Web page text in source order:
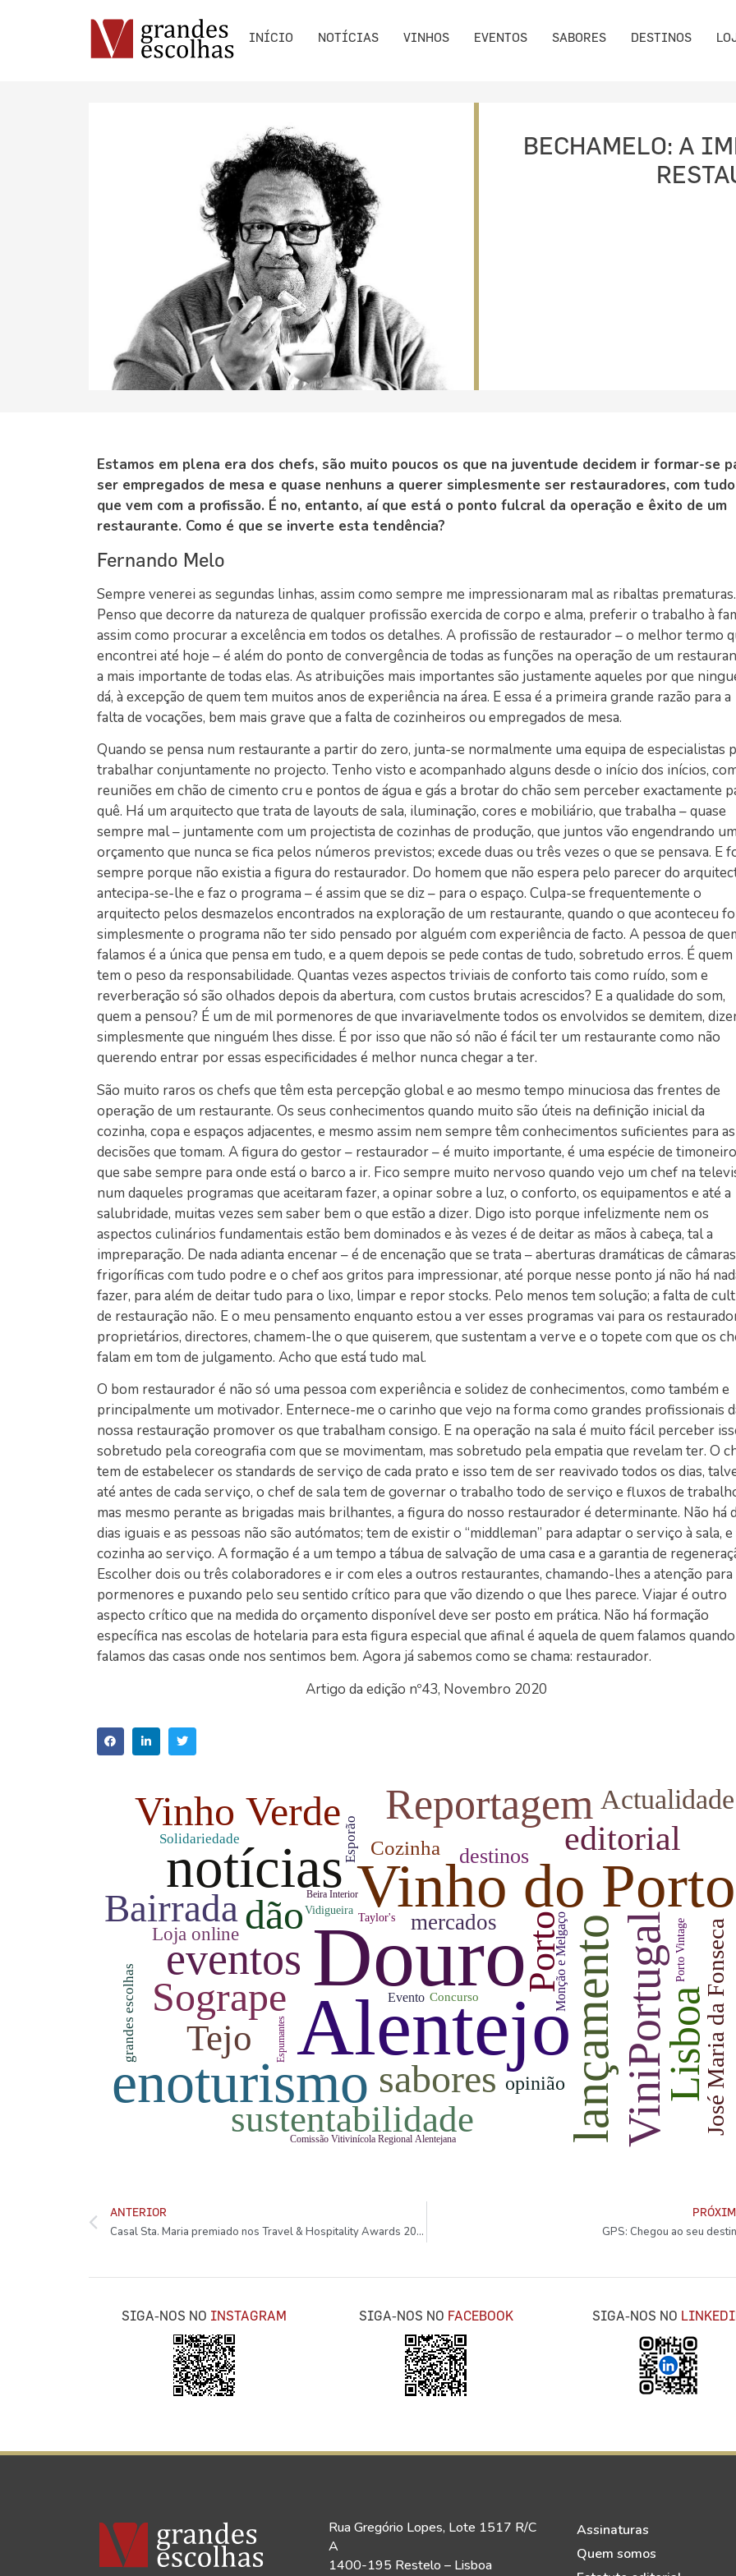
INÍCIO NOTÍCIAS VINHOS EVENTOS SABORES DESTINOS
BECHAMELO: A
Estamos em plena era dos chefs, são muito poucos os que na juventude decidem ir formar-se
ser empregados de mesa e quase nenhuns a querer simplesmente ser restauradores, com
que vem com a profissão. É no, entanto, aí que está o ponto fulcral da operação e êxito de um
restaurante. Como é que se inverte esta tendência?
Fernando Melo
Sempre venerei as segundas linhas, assim como sempre me impressionaram mal as ribaltas prematuras.
Penso que decorre da natureza de qualquer profissão exercida de corpo e alma, preferir o trabalho à
assim como procurar a excelência em todos os detalhes. A profissão de restaurador – o melhor termo
encontrei até hoje – é além do ponto de convergência de todas as funções na operação de um
a mais importante de todas elas. As atribuições mais importantes são justamente aqueles por que
dá, à excepção de quem tem muitos anos de experiência na área. E essa é a primeira grande razão para a
falta de vocações, bem mais grave que a falta de cozinheiros ou empregados de mesa.
Quando se pensa num restaurante a partir do zero, junta-se normalmente uma equipa de especialistas
trabalhar conjuntamente no projecto. Tenho visto e acompanhado alguns desde o início dos inícios,
reuniões em chão de cimento cru e pontos de água e gás a brotar do chão sem perceber exactamente
quê. Há um arquitecto que trata de layouts de sala, iluminação, cores e mobiliário, que trabalha – quase
sempre mal – juntamente com um projectista de cozinhas de produção, que juntos vão engendrando um
orçamento que nunca se fica pelos números previstos; excede duas ou três vezes o que se pensava. E
sempre porque não existia a figura do restaurador. Do homem que não espera pelo parecer do
antecipa-se-lhe e faz o programa – é assim que se diz – para o espaço. Culpa-se frequentemente o
arquitecto pelos desmazelos encontrados na exploração de um restaurante, quando o que aconteceu
simplesmente o programa não ter sido pensado por alguém com experiência de facto. A pessoa de
falamos é a única que pensa em tudo, e a quem depois se pede contas de tudo, sobretudo erros. É quem
tem o peso da responsabilidade. Quantas vezes aspectos triviais de conforto tais como ruído, som e
reverberação só são olhados depois da abertura, com custos brutais acrescidos? E a qualidade do som,
quem a pensou? É um de mil pormenores de que invariavelmente todos os envolvidos se demitem,
simplesmente que ninguém lhes disse. É por isso que não só não é fácil ter um restaurante como não
querendo entrar por essas especificidades é melhor nunca chegar a ter.
São muito raros os chefs que têm esta percepção global e ao mesmo tempo minuciosa das frentes de
operação de um restaurante. Os seus conhecimentos quando muito são úteis na definição inicial da
cozinha, copa e espaços adjacentes, e mesmo assim nem sempre têm conhecimentos suficientes para as
decisões que tomam. A figura do gestor – restaurador – é muito importante, é uma espécie de timoneiro
que sabe sempre para onde está o barco a ir. Fico sempre muito nervoso quando vejo um chef na
num daqueles programas que aceitaram fazer, a opinar sobre a luz, o conforto, os equipamentos e até a
salubridade, muitas vezes sem saber bem o que estão a dizer. Digo isto porque infelizmente nem os
aspectos culinários fundamentais estão bem dominados e às vezes é de deitar as mãos à cabeça, tal a
impreparação. De nada adianta encenar – é de encenação que se trata – aberturas dramáticas de câmaras
frigoríficas com tudo podre e o chef aos gritos para impressionar, até porque nesse ponto já não há
fazer, para além de deitar tudo para o lixo, limpar e repor stocks. Pelo menos tem solução; a falta de
de restauração não. E o meu pensamento enquanto estou a ver esses programas vai para os
proprietários, directores, chamem-lhe o que quiserem, que sustentam a verve e o topete com que os
falam em tom de julgamento. Acho que está tudo mal.
O bom restaurador é não só uma pessoa com experiência e solidez de conhecimentos, como também e
principalmente um motivador. Enternece-me o carinho que vejo na forma como grandes profissionais
nossa restauração promover os que trabalham consigo. E na operação na sala é muito fácil perceber
sobretudo pela coreografia com que se movimentam, mas sobretudo pela empatia que revelam ter. O
tem de estabelecer os standards de serviço de cada prato e isso tem de ser reavivado todos os dias,
até antes de cada serviço, o chef de sala tem de governar o trabalho todo de serviço e fluxos de
mas mesmo perante as brigadas mais brilhantes, a figura do nosso restaurador é determinante. Não há
dias iguais e as pessoas não são autómatos; tem de existir o “middleman” para adaptar o serviço à sala, e
cozinha ao serviço. A formação é a um tempo a tábua de salvação de uma casa e a garantia de
Escolher dois ou três colaboradores e ir com eles a outros restaurantes, chamando-lhes a atenção para
pormenores e puxando pelo seu sentido crítico para que vão dizendo o que lhes parece. Viajar é outro
aspecto crítico que na medida do orçamento disponível deve ser posto em prática. Não há formação
específica nas escolas de hotelaria para esta figura especial que afinal é aquela de quem falamos quando
falamos das casas onde nos sentimos bem. Agora já sabemos como se chama: restaurador.
Artigo da edição nº43, Novembro 2020
ANTERIOR
Casal Sta. Maria premiado nos Travel & Hospitality Awards 2021 GPS: Chegou ao seu
SIGA-NOS NO INSTAGRAM SIGA-NOS NO FACEBOOK SIGA-NOS NO
Rua Gregório Lopes, Lote 1517 R/C
A
1400-195 Restelo – Lisboa
Assinaturas
Quem somos